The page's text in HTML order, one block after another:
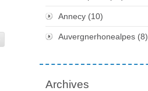
Annecy (10)
Auvergnerhonealpes (8)
Archives